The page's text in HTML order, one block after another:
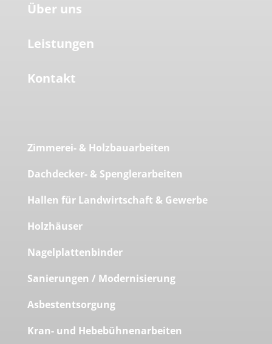
Über uns
Leistungen
Kontakt
Zimmerei- & Holzbauarbeiten
Dachdecker- & Spenglerarbeiten
Hallen für Landwirtschaft & Gewerbe
Holzhäuser
Nagelplattenbinder
Sanierungen / Modernisierung
Asbestentsorgung
Kran- und Hebebühnenarbeiten